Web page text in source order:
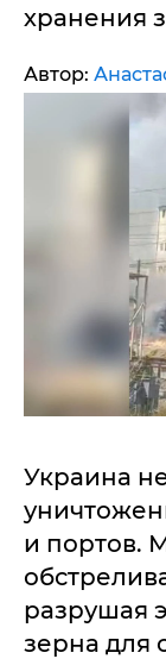
хранения
Автор:
Украина
и портов.
разрушая
зерна для